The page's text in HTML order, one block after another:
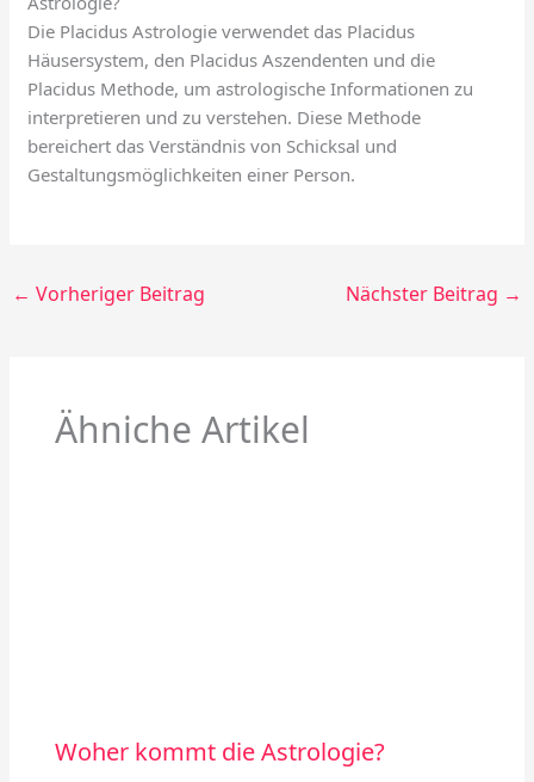
Die Placidus Astrologie verwendet das Placidus
Häusersystem, den Placidus Aszendenten und die
Placidus Methode, um astrologische Informationen zu
interpretieren und zu verstehen. Diese Methode
bereichert das Verständnis von Schicksal und
Gestaltungsmöglichkeiten einer Person.
← Vorheriger Beitrag Nächster Beitrag →
Ähniche Artikel
Woher kommt die Astrologie?